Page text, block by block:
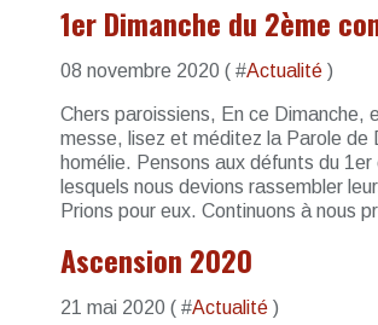
1er Dimanche du 2ème
08 novembre 2020 ( #Actualité )
Chers paroissiens, En ce Dimanche,
messe, lisez et méditez la Parole de
homélie. Pensons aux défunts du
lesquels nous devions rassembler
Prions pour eux. Continuons à nous
Ascension 2020
21 mai 2020 ( #Actualité )